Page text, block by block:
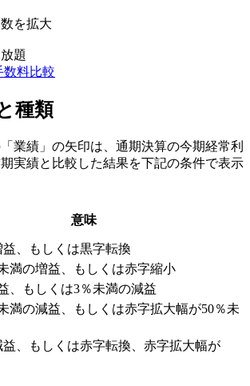
を拡大
題
数料比較
種類
業績」の矢印は、通期決算の今期経常利
実績と比較した結果を下記の条件で表示
意味
、もしくは黒字転換
満の増益、もしくは赤字縮小
、もしくは3％未満の減益
満の減益、もしくは赤字拡大幅が50％未
益、もしくは赤字転換、赤字拡大幅が